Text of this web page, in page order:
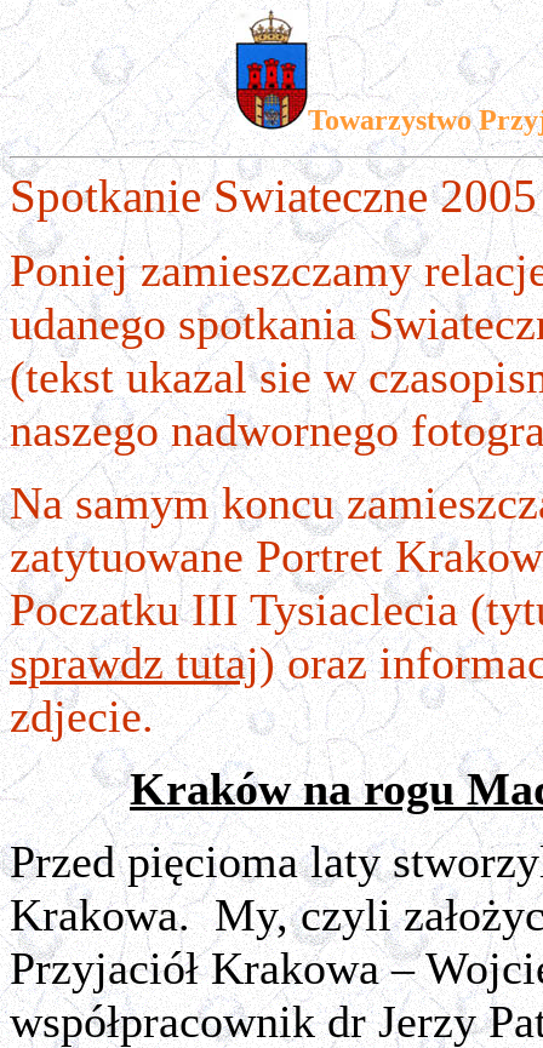
Towarzystwo
Spotkanie Swiateczne 2005
Poniej zamieszczamy
udanego spotkania
(tekst ukazal sie w
naszego nadwornego
Na samym koncu
zatytuowane Portret
Poczatku III Tysiaclecia
sprawdz tutaj) oraz
zdjecie.
Kraków na rogu
Przed pięcioma laty
Krakowa. My, czyli
Przyjaciół Krakowa –
współpracownik dr Jerzy